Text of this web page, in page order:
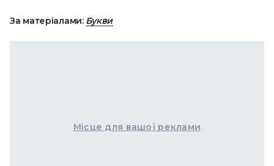
За матеріалами: Букви
Місце для вашої реклами